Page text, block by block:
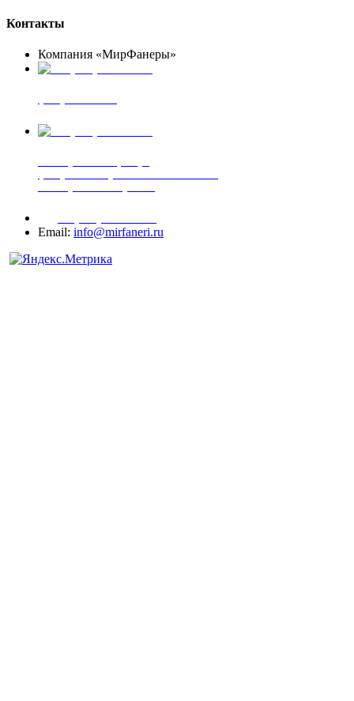
Контакты
Компания «МирФанеры»
Email: info@mirfaneri.ru